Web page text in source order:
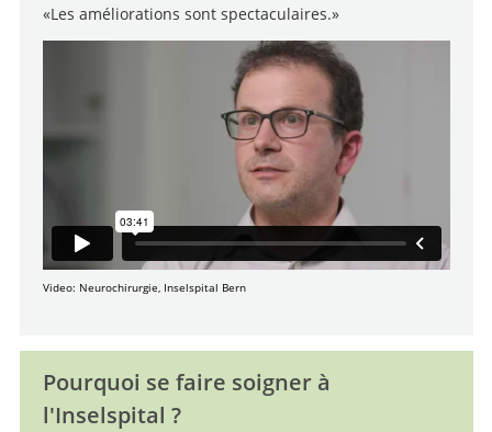
«Les améliorations sont spectaculaires.»
Video: Neurochirurgie, Inselspital Bern
Pourquoi se faire soigner à
l'Inselspital ?